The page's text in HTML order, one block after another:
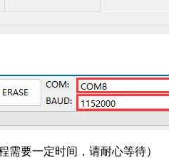
需要一定时间，请耐心等待）